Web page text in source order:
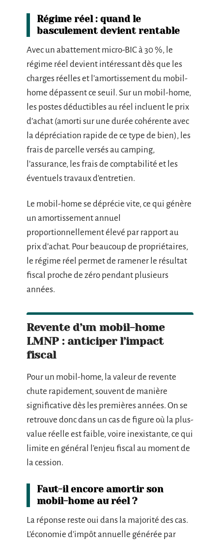
Régime réel : quand le
basculement devient rentable
Avec un abattement micro-BIC à 30 %, le
régime réel devient intéressant dès que les
charges réelles et l’amortissement du mobil-
home dépassent ce seuil. Sur un mobil-home,
les postes déductibles au réel incluent le prix
d’achat (amorti sur une durée cohérente avec
la dépréciation rapide de ce type de bien), les
frais de parcelle versés au camping,
l’assurance, les frais de comptabilité et les
éventuels travaux d’entretien.
Le mobil-home se déprécie vite, ce qui génère
un amortissement annuel
proportionnellement élevé par rapport au
prix d’achat. Pour beaucoup de propriétaires,
le régime réel permet de ramener le résultat
fiscal proche de zéro pendant plusieurs
années.
Revente d’un mobil-home
LMNP : anticiper l’impact
fiscal
Pour un mobil-home, la valeur de revente
chute rapidement, souvent de manière
significative dès les premières années. On se
retrouve donc dans un cas de figure où la plus-
value réelle est faible, voire inexistante, ce qui
limite en général l’enjeu fiscal au moment de
la cession.
Faut-il encore amortir son
mobil-home au réel ?
La réponse reste oui dans la majorité des cas.
L’économie d’impôt annuelle générée par